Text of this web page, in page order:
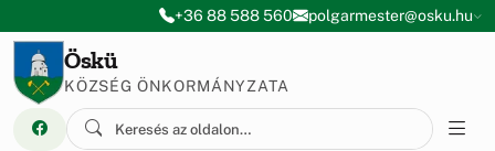
Ugrás a menüre
Ugrás a tartalomra+36 88 588 560 polgarmester@osku.hu
Öskü
KÖZSÉG ÖNKORMÁNYZATA